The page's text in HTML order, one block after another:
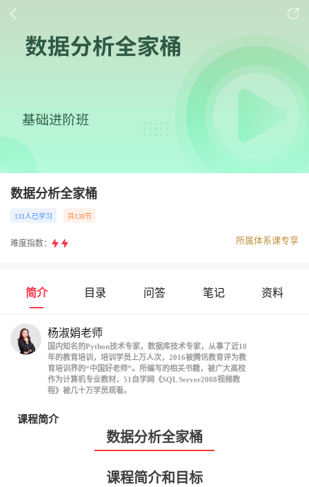
数据分析全家桶
131人已学习 共138节
难度指数： 所属体系课专享
简介 目录 问答 笔记 资料
杨淑娟老师
国内知名的Python技术专家，数据库技术专家，从事了近10
年的教育培训，培训学员上万人次，2016被腾讯教育评为教
育培训界的“中国好老师”。所编写的相关书籍，被广大高校
作为计算机专业教材，51自学网《SQL Server2008视频教
程》被几十万学员观看。
课程简介
数据分析全家桶
课程简介和目标